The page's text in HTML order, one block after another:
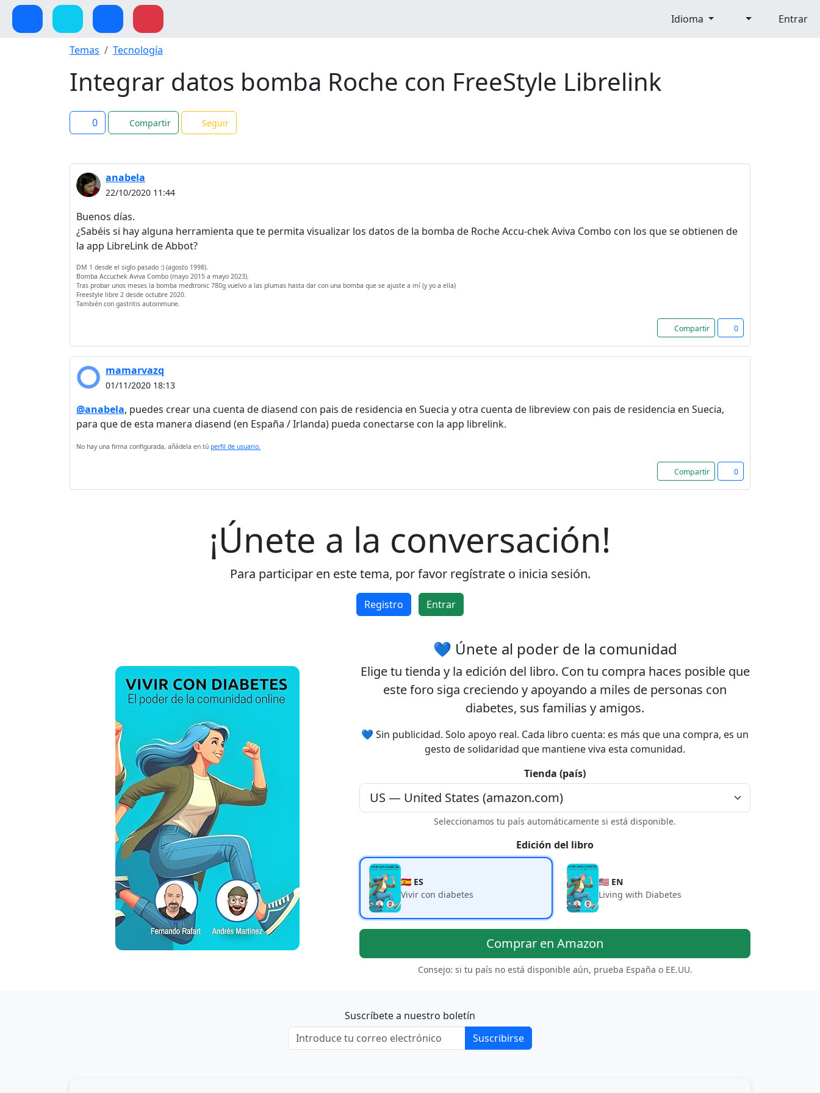
Idioma Entrar
Temas Tecnología
Integrar datos bomba Roche con FreeStyle Librelink
0 Compartir Seguir
anabela
22/10/2020 11:44
Buenos días.
¿Sabéis si hay alguna herramienta que te permita visualizar los datos de la bomba de Roche Accu-chek Aviva Combo con los que se obtienen de
la app LibreLink de Abbot?
DM 1 desde el siglo pasado :) (agosto 1998).
Bomba Accuchek Aviva Combo (mayo 2015 a mayo 2023).
Tras probar unos meses la bomba medtronic 780g vuelvo a las plumas hasta dar con una bomba que se ajuste a mí (y yo a ella)
Freestyle libre 2 desde octubre 2020.
También con gastritis autoinmune.
Compartir 0
mamarvazq
01/11/2020 18:13
@anabela, puedes crear una cuenta de diasend con pais de residencia en Suecia y otra cuenta de libreview con pais de residencia en Suecia,
para que de esta manera diasend (en España / Irlanda) pueda conectarse con la app librelink.
No hay una firma configurada, añádela en tú perfil de usuario.
Compartir 0
¡Únete a la conversación!
Para participar en este tema, por favor regístrate o inicia sesión.
Registro Entrar
💙 Únete al poder de la comunidad
Elige tu tienda y la edición del libro. Con tu compra haces posible que
este foro siga creciendo y apoyando a miles de personas con
diabetes, sus familias y amigos.
💙 Sin publicidad. Solo apoyo real. Cada libro cuenta: es más que una compra, es un
gesto de solidaridad que mantiene viva esta comunidad.
Tienda (país)
Seleccionamos tu país automáticamente si está disponible.
Edición del libro
🇪🇸 ES
Vivir con diabetes
🇺🇸 EN
Living with Diabetes
Comprar en Amazon
Consejo: si tu país no está disponible aún, prueba España o EE.UU.
Suscríbete a nuestro boletín
Suscribirse